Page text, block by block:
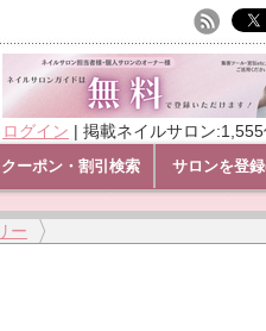
クーポン・割引検索 サロンを登
ログイン | 掲載ネイルサロン
ー